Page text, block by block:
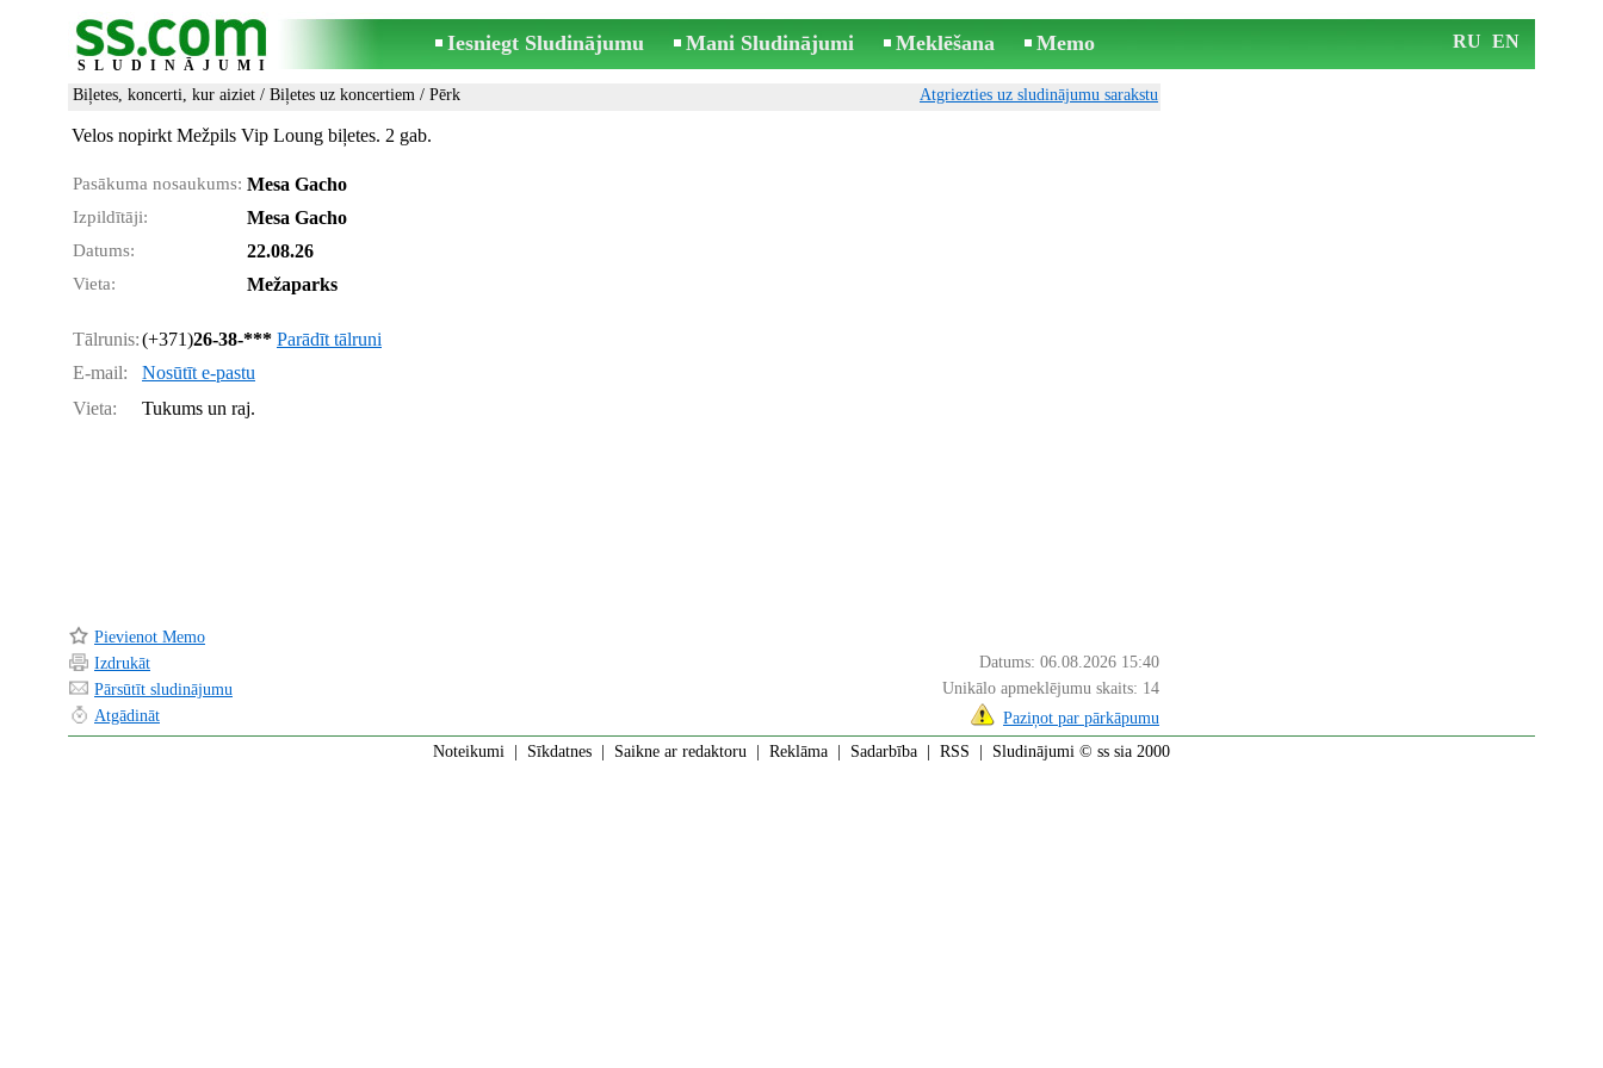
SLUDINĀJUMI
Iesniegt Sludinājumu Mani Sludinājumi Meklēšana Memo RU EN
Biļetes, koncerti, kur aiziet / Biļetes uz koncertiem / Pērk Atgriezties uz sludinājumu sarakstu
Velos nopirkt Mežpils Vip Loung biļetes. 2 gab.
Pasākuma nosaukums: Mesa Gacho
Izpildītāji: Mesa Gacho
Datums: 22.08.26
Vieta: Mežaparks
Tālrunis:(+371)26-38-*** Parādīt tālruni
E-mail:
Nosūtīt e-pastu
Vieta:
Tukums un raj.
Pievienot Memo
Izdrukāt
Datums: 06.08.2026 15:40
Pārsūtīt sludinājumu
Unikālo apmeklējumu skaits: 14
Atgādināt
Paziņot par pārkāpumu
Noteikumi
Sīkdatnes Saikne ar redaktoru Reklāma Sadarbība RSS | Sludinājumi © ss sia 2000